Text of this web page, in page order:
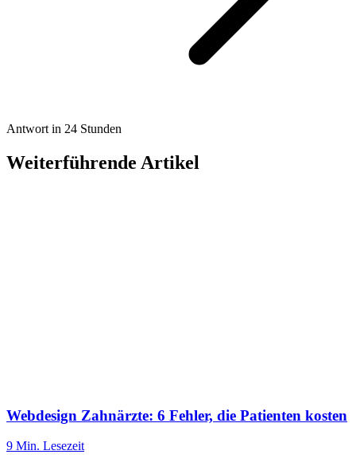
Antwort in 24 Stunden
Weiterführende Artikel
Webdesign Zahnärzte: 6 Fehler, die Patienten kosten
9 Min. Lesezeit